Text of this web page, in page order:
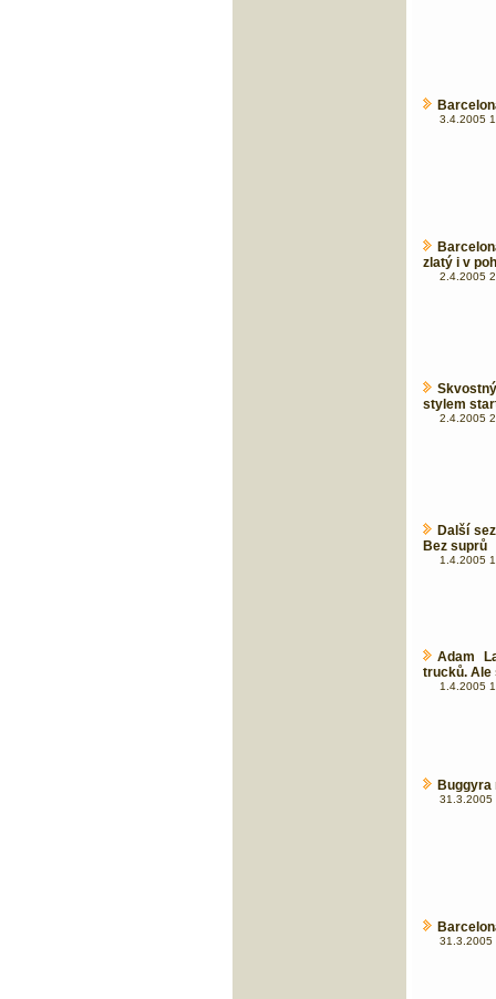
3.4.2005
zlatý i v
2.4.2005
stylem
2.4.2005
Další
Bez suprů
1.4.2005
Adam
trucků. Ale
1.4.2005
Buggyra
31.3.2005
31.3.2005